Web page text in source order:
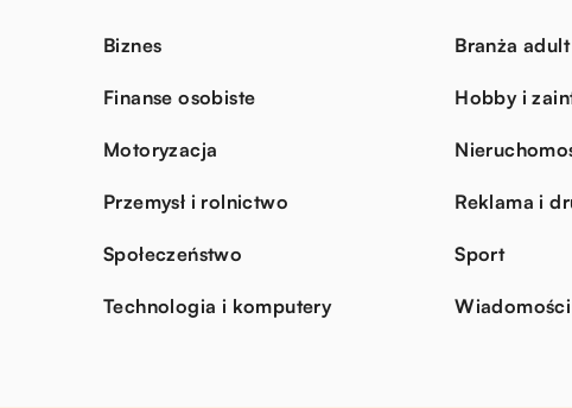
Biznes Branża
Finanse osobiste Hobby i
Motoryzacja
Przemysł i rolnictwo Reklama i
Społeczeństwo Sport
Technologia i komputery